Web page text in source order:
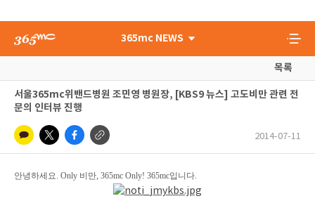
365mc NEWS
목록
서울365mc위밴드병원 조민영 병원장, [KBS9 뉴스] 고도비만 관련 전
문의 인터뷰 진행
2014-07-11
안녕하세요. Only 비만, 365mc Only! 365mc입니다.